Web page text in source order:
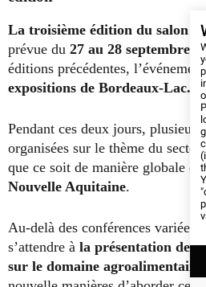
La troisième édition du salon
prévue du 27 au 28 septembre.
éditions précédentes,
expositions de Bordeaux-Lac.
Pendant ces deux jours,
organisées sur le thème du
que ce soit de manière globale
Nouvelle Aquitaine.
Au-delà des conférences variées,
s’attendre à la présentation des
sur le domaine agroalimentaire